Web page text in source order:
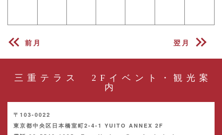
前月 翌月
三重テラス 2Fイベント・観光案
内
〒103-0022
東京都中央区日本橋室町2-4-1 YUITO ANNEX 2F